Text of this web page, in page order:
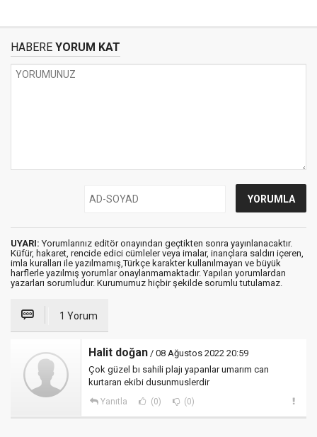
HABERE YORUM KAT
UYARI: Yorumlarınız editör onayından geçtikten sonra yayınlanacaktır.
Küfür, hakaret, rencide edici cümleler veya imalar, inançlara saldırı içeren,
imla kuralları ile yazılmamış,Türkçe karakter kullanılmayan ve büyük
harflerle yazılmış yorumlar onaylanmamaktadır. Yapılan yorumlardan
yazarları sorumludur. Kurumumuz hiçbir şekilde sorumlu tutulamaz.
1 Yorum
Halit doğan / 08 Ağustos 2022 20:59
Çok güzel bı sahili plajı yapanlar umarım can
kurtaran ekibi dusunmuslerdir
Yanıtla (0) (0)